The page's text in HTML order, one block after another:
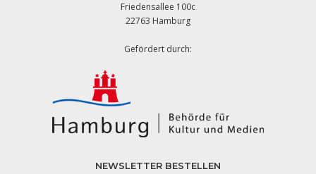
Friedensallee 100c
22763 Hamburg
Gefördert durch:
NEWSLETTER BESTELLEN